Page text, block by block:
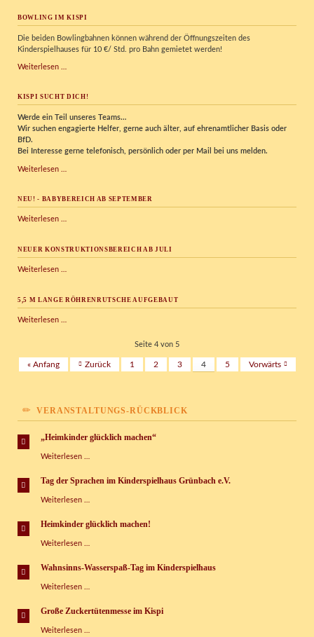
BOWLING IM KISPI
Die beiden Bowlingbahnen können während der Öffnungszeiten des
Kinderspielhauses für 10 €/ Std. pro Bahn gemietet werden!
Weiterlesen …
KISPI SUCHT DICH!
Werde ein Teil unseres Teams…
Wirsuchen engagierte Helfer, gerne auch älter, auf ehrenamtlicher Basis oder
BfD.
Bei Interesse gerne telefonisch, persönlich oder per Mail bei uns melden.
Weiterlesen …
NEU! - BABYBEREICH AB SEPTEMBER
Weiterlesen …
ab
NEUER KONSTRUKTIONSBEREICH AB JULI
Weiterlesen …
Juli
5,5 M LANGE RÖHRENRUTSCHE AUFGEBAUT
Weiterlesen …
aufgebaut
Seite 4 von 5
« Anfang Zurück 1 2 3 4 5 Vorwärts
VERANSTALTUNGS-RÜCKBLICK
„Heimkinder glücklich machen“
Weiterlesen …
machen“
Tag der Sprachen im Kinderspielhaus Grünbach e.V.
Weiterlesen …
Sprachen
Kinderspielhaus
e.V.
Heimkinder glücklich machen!
Weiterlesen …
machen!
Wahnsinns-Wasserspaß-Tag im Kinderspielhaus
Weiterlesen …
Tag
Kinderspielhaus
Große Zuckertütenmesse im Kispi
Weiterlesen …